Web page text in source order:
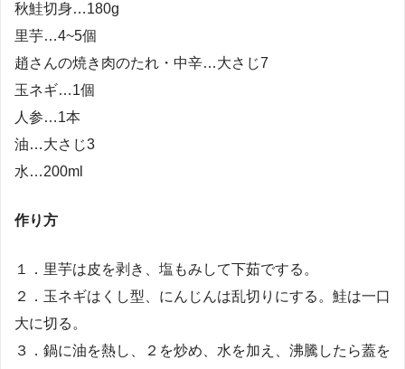
秋鮭切身…180g
里芋…4~5個
趙さんの焼き肉のたれ・中辛…大さじ7
玉ネギ…1個
人参…1本
油…大さじ3
水…200ml
作り方
１．里芋は皮を剥き、塩もみして下茹でする。
２．玉ネギはくし型、にんじんは乱切りにする。鮭は一口
大に切る。
３．鍋に油を熱し、２を炒め、水を加え、沸騰したら蓋を